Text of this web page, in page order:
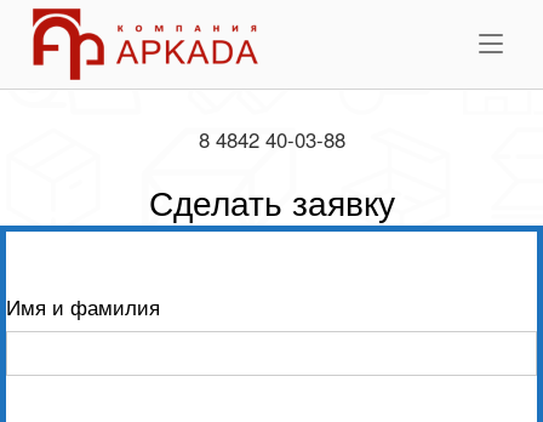
content
Home
8 4842 40-03-88
Сделать заявку
Имя и фамилия